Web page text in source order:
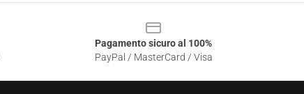
Pagamento sicuro al 100%
PayPal / MasterCard / Visa